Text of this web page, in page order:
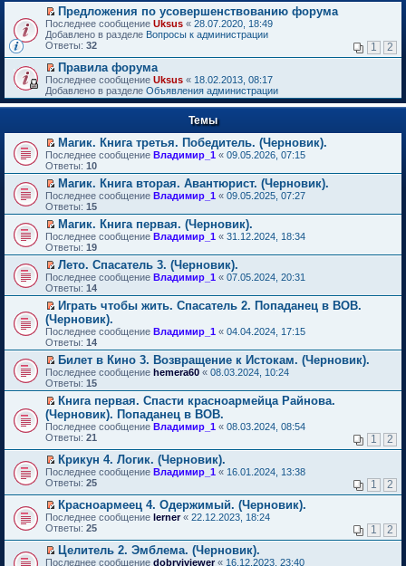
П
е
р
й
т
и
к
п
в
о
м
у
н
е
п
р
о
ч
и
т
а
н
н
о
м
у
с
о
о
б
щ
е
н
и
ю
Предложения по усовершенствованию форума
Последнее сообщение Uksus « 28.07.2020, 18:49
Добавлено в разделе Вопросы к администрации
Ответы: 32 1 2
П
е
р
е
т
и
к
п
е
р
в
о
м
у
н
е
п
р
о
ч
и
т
а
н
н
о
м
у
с
о
о
б
щ
н
и
ю
Правила форума
Последнее сообщение Uksus « 18.02.2013, 08:17
Добавлено в разделе Объявления администрации
Темы
П
е
р
е
й
т
и
к
п
е
р
в
о
м
у
н
е
п
р
о
ч
и
т
а
н
н
о
у
с
о
о
б
щ
е
н
и
ю
Магик. Книга третья. Победитель. (Черновик).
Последнее сообщение Владимир_1 « 09.05.2026, 07:15
Ответы: 10
П
е
р
е
й
т
и
к
п
е
р
в
о
м
у
н
е
п
р
о
ч
и
т
а
н
н
о
м
у
с
о
о
б
щ
е
Магик. Книга вторая. Авантюрист. (Черновик).
Последнее сообщение Владимир_1 « 09.05.2025, 07:27
Ответы: 15
П
е
р
е
й
т
и
к
п
е
р
в
о
м
у
н
е
п
р
о
ч
и
т
а
н
н
о
м
у
с
о
Магик. Книга первая. (Черновик).
Последнее сообщение Владимир_1 « 31.12.2024, 18:34
Ответы: 19
П
е
р
е
й
т
и
к
п
е
р
в
о
м
у
н
е
п
р
о
и
т
а
н
н
о
Лето. Спасатель 3. (Черновик).
Последнее сообщение Владимир_1 « 07.05.2024, 20:31
Ответы: 14
П
е
р
е
й
т
и
к
п
е
р
в
м
у
н
е
п
р
о
ч
и
т
Играть чтобы жить. Спасатель 2. Попаданец в ВОВ.
(Черновик).
Последнее сообщение Владимир_1 « 04.04.2024, 17:15
Ответы: 14
П
е
р
е
й
т
и
п
е
р
в
о
м
у
н
е
п
Билет в Кино 3. Возвращение к Истокам. (Черновик).
Последнее сообщение hemera60 « 08.03.2024, 10:24
Ответы: 15
П
е
р
е
й
т
и
к
п
е
р
в
о
м
у
Книга первая. Спасти красноармейца Райнова.
(Черновик). Попаданец в ВОВ.
Последнее сообщение Владимир_1 « 08.03.2024, 08:54
Ответы: 21 1 2
П
е
е
й
т
и
к
п
Крикун 4. Логик. (Черновик).
Последнее сообщение Владимир_1 « 16.01.2024, 13:38
Ответы: 25 1 2
П
е
е
й
Красноармеец 4. Одержимый. (Черновик).
Последнее сообщение lerner« 22.12.2023, 18:24
Ответы: 25 1 2
П
Целитель 2. Эмблема. (Черновик).
Последнее сообщение dobryiviewer« 16.12.2023, 23:40